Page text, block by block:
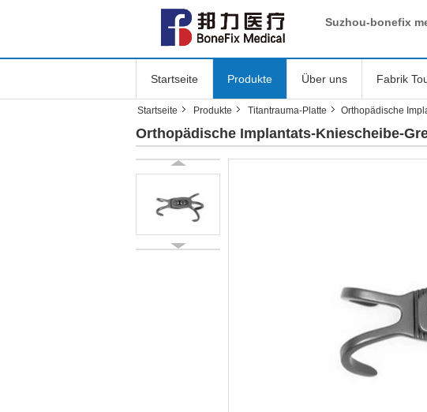
Suzhou-bonefix
Startseite Produkte Über uns Fabrik
Startseite Produkte Titantrauma-Platte Orthopädische
Orthopädische Implantats-Kniescheibe-